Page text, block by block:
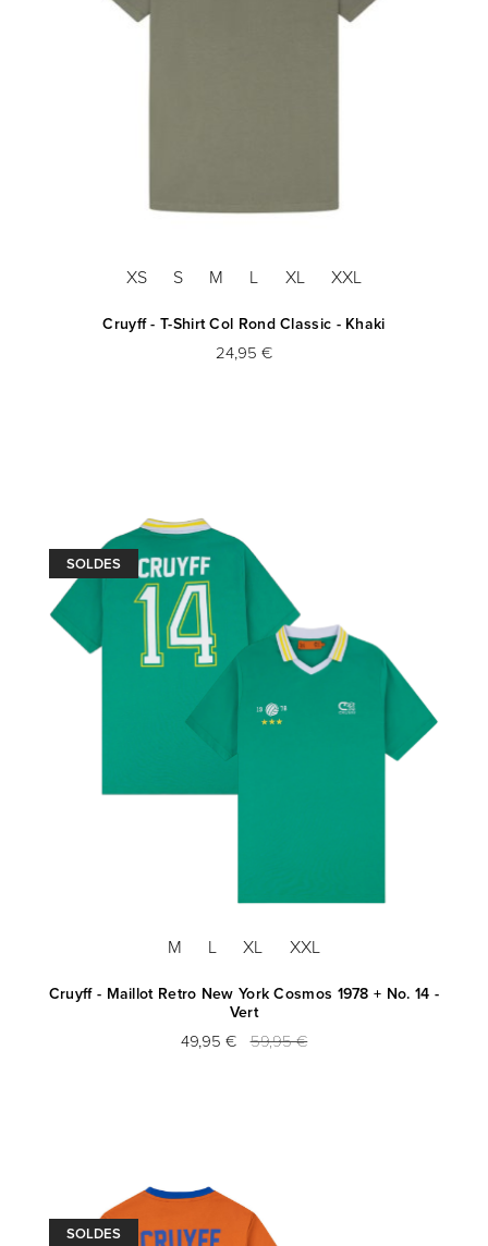
XS S M L XL XXL
Cruyff - T-Shirt Col Rond Classic - Khaki
24,95 €
SOLDES
M L XL XXL
Cruyff - Maillot Retro New York Cosmos 1978 + No. 14 -
Vert
49,95 € 59,95 €
SOLDES